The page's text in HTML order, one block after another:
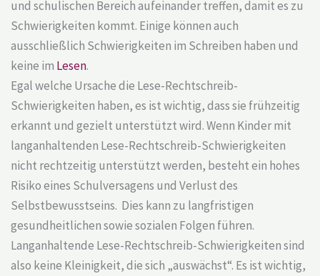
und schulischen Bereich aufeinander treffen, damit es zu
Schwierigkeiten kommt. Einige können auch
ausschließlich Schwierigkeiten im Schreiben haben und
keine im Lesen.
Egal welche Ursache die Lese-Rechtschreib-
Schwierigkeiten haben, es ist wichtig, dass sie frühzeitig
erkannt und gezielt unterstützt wird. Wenn Kinder mit
langanhaltenden Lese-Rechtschreib-Schwierigkeiten
nicht rechtzeitig unterstützt werden, besteht ein hohes
Risiko eines Schulversagens und Verlust des
Selbstbewusstseins. Dies kann zu langfristigen
gesundheitlichen sowie sozialen Folgen führen.
Langanhaltende Lese-Rechtschreib-Schwierigkeiten sind
also keine Kleinigkeit, die sich „auswächst“. Es ist wichtig,